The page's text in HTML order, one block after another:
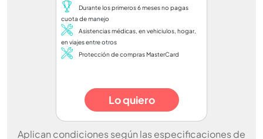
Durante los primeros 6 meses no pagas
cuota de manejo
Asistencias médicas, en vehiciulos, hogar,
en viajes entre otros
Protección de compras MasterCard
Lo quiero
Aplican condiciones según las especificaciones de